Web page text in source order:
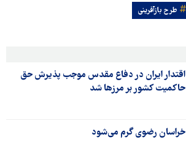
طرح بازآفرینی
اقتدار ایران در دفاع مقدس موجب پذیرش حق
حاکمیت کشور بر مرزها شد
خراسان رضوی گرم می‌شود